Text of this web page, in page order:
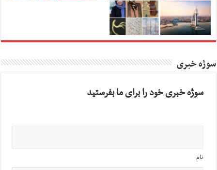
سوژه خبری
سوژه خبری خود را برای ما بفرستید
نام